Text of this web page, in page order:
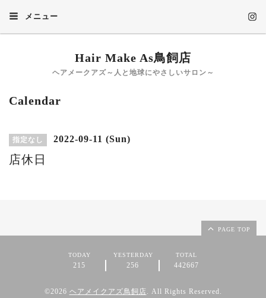
メニュー
Hair Make As鳥飼店
ヘアメークアズ～人と地球にやさしいサロン～
Calendar
指定なし 2022-09-11 (Sun)
店休日
PAGE TOP
TODAY
215
YESTERDAY
256
TOTAL
442667
©2026 ヘアメイクアズ鳥飼店. All Rights Reserved.